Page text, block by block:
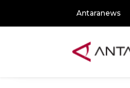
Antaranews